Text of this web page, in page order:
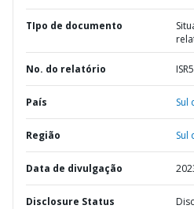
TIpo de documento
No. do relatório
País Sul
Região Sul
Data de divulgação
Disclosure Status